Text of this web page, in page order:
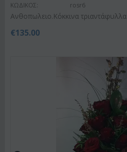
ΚΩΔΙΚΟΣ: rosr6
Ανθοπωλειο.Κόκκινα τριαντάφυλλα
€135.00